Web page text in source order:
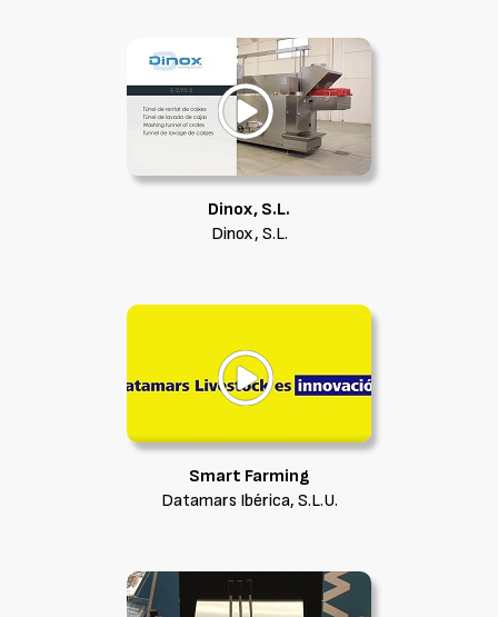
Dinox, S.L.
Dinox, S.L.
Smart Farming
Datamars Ibérica, S.L.U.